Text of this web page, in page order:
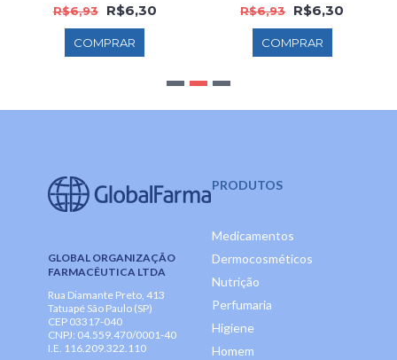
R$6,93 R$6,30
COMPRAR
R$6,93 R$6,30
COMPRAR
GLOBAL ORGANIZAÇÃO
FARMACÊUTICA LTDA
Rua Diamante Preto, 413
Tatuapé São Paulo (SP)
CEP 03317-040
CNPJ: 04.559.470/0001-40
I.E. 116.209.322.110
PRODUTOS
Medicamentos
Dermocosméticos
Nutrição
Perfumaria
Higiene
Homem